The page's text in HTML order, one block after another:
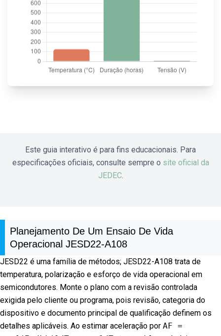
Este guia interativo é para fins educacionais. Para
especificações oficiais, consulte sempre o site oficial da
JEDEC.
Planejamento De Um Ensaio De Vida
Operacional JESD22-A108
JESD22 é uma família de métodos; JESD22-A108 trata de
temperatura, polarização e esforço de vida operacional em
semicondutores. Monte o plano com a revisão controlada
exigida pelo cliente ou programa, pois revisão, categoria do
dispositivo e documento principal de qualificação definem os
detalhes aplicáveis. Ao estimar aceleração por AF =